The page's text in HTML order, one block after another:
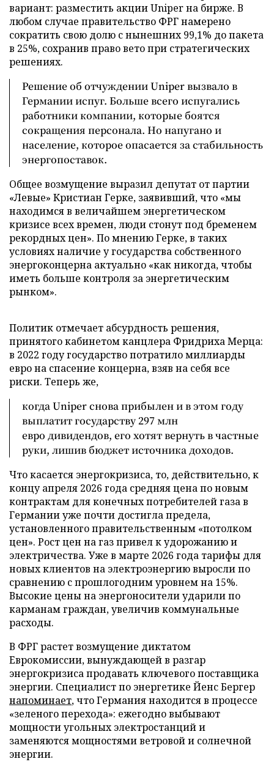
вариант: разместить акции Uniper на бирже. В
любом случае правительство ФРГ намерено
сократить свою долю с нынешних 99,1% до пакета
в 25%, сохранив право вето при стратегических
решениях.
Решение об отчуждении Uniper вызвало в
Германии испуг. Больше всего испугались
работники компании, которые боятся
сокращения персонала. Но напугано и
население, которое опасается за стабильность
энергопоставок.
Общее возмущение выразил депутат от партии
«Левые» Кристиан Герке, заявивший, что «мы
находимся в величайшем энергетическом
кризисе всех времен, люди стонут под бременем
рекордных цен». По мнению Герке, в таких
условиях наличие у государства собственного
энергоконцерна актуально «как никогда, чтобы
иметь больше контроля за энергетическим
рынком».
Политик отмечает абсурдность решения,
принятого кабинетом канцлера Фридриха Мерца:
в 2022 году государство потратило миллиарды
евро на спасение концерна, взяв на себя все
риски. Теперь же,
когда Uniper снова прибылен и в этом году
выплатит государству 297 млн
евро дивидендов, его хотят вернуть в частные
руки, лишив бюджет источника доходов.
Что касается энергокризиса, то, действительно, к
концу апреля 2026 года средняя цена по новым
контрактам для конечных потребителей газа в
Германии уже почти достигла предела,
установленного правительственным «потолком
цен». Рост цен на газ привел к удорожанию и
электричества. Уже в марте 2026 года тарифы для
новых клиентов на электроэнергию выросли по
сравнению с прошлогодним уровнем на 15%.
Высокие цены на энергоносители ударили по
карманам граждан, увеличив коммунальные
расходы.
В ФРГ растет возмущение диктатом
Еврокомиссии, вынуждающейв разгар
энергокризисапродавать ключевого поставщика
энергии. Специалист по энергетике Йенс Бергер
напоминает, что Германия находится в процессе
«зеленого перехода»: ежегодно выбывают
мощности угольных электростанций и
заменяются мощностями ветровой и солнечной
энергии.